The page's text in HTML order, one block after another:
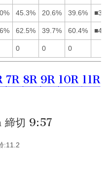
45.3% 20.6% 39.6%
62.5% 39.7% 60.4%
0 0 0
7R 8R 9R 10R 11R
締切 9:57
:11.2